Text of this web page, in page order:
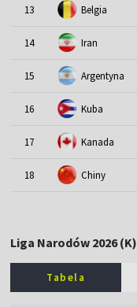
13 Belgia
14 Iran
15 Argentyna
16 Kuba
17 Kanada
18 Chiny
Liga Narodów 2026 (K)
Tabela